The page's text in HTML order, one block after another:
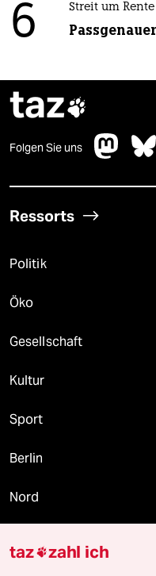
6 Streit um
taz
Folgen Sie uns
Ressorts
Politik
Öko
Gesellschaft
Kultur
Sport
Berlin
Nord
taz zahl ich